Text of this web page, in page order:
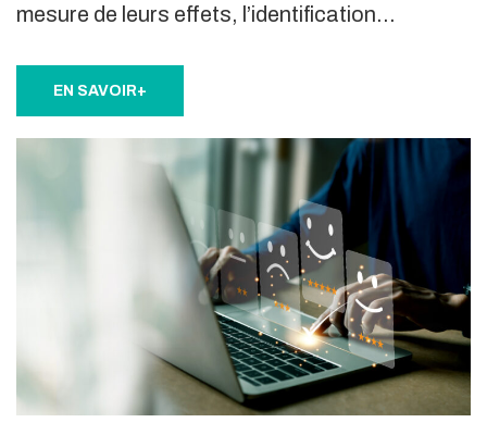
mesure de leurs effets, l’identification…
EN SAVOIR+